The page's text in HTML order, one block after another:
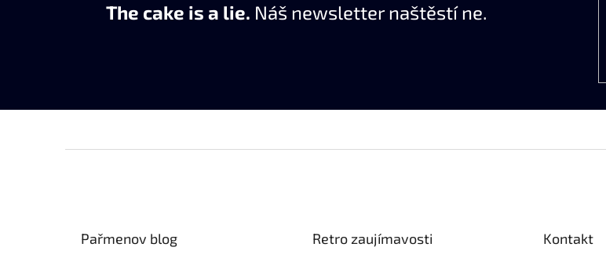
The cake is a lie. Náš newsletter naštěstí ne.
Pařmenov blog Retro zaujímavosti Kontakt